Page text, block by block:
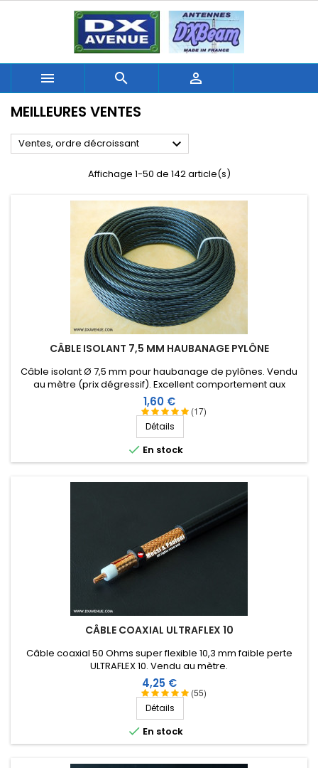
  
MEILLEURES VENTES
Ventes, ordre décroissant 
Affichage 1-50 de 142 article(s)
CÂBLE ISOLANT 7,5 MM HAUBANAGE PYLÔNE
(17)
Câble isolant Ø 7,5 mm pour haubanage de pylônes. Vendu
au mètre (prix dégressif). Excellent comportement aux
conditions climatiques (eau, soleil, gel), résistance à la
rupture élevée, très bonne isolation HF, longévité de plus de
40 ans !
Prix
1,60 €
Détails
 En stock
CÂBLE COAXIAL ULTRAFLEX 10
(55)
Câble coaxial 50 Ohms super flexible 10,3 mm faible perte
ULTRAFLEX 10. Vendu au mètre.
Prix
4,25 €
Détails
 En stock